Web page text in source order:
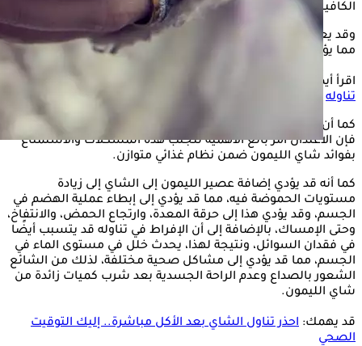
الكافيين قد يؤدي إلى الأرق والعصبية وسرعة ضربات القلب.
وقد يعيق فيتامين سي الزائد الموجود فيه امتصاص الكالسيوم،
مما يؤثر على صحة العظام.
اقرأ أيضًا:
تناوله
كما أن التفاعلات مع الأدوية والحساسية تشكل مصدر قلق، لذلك
فإن الاعتدال أمر بالغ الأهمية لتجنب هذه المشكلات والاستمتاع
بفوائد شاي الليمون ضمن نظام غذائي متوازن.
كما أنه قد يؤدي إضافة عصير الليمون إلى الشاي إلى زيادة
مستويات الحموضة فيه، مما قد يؤدي إلى إبطاء عملية الهضم في
الجسم، وقد يؤدي هذا إلى حرقة المعدة، وارتجاع الحمض، والانتفاخ،
وحتى الإمساك، بالإضافة إلى أن الإفراط في تناوله قد يتسبب أيضًا
في فقدان السوائل، ونتيجة لهذا، يحدث خلل في مستوى الماء في
الجسم، مما قد يؤدي إلى مشاكل صحية مختلفة، لذلك من الشائع
الشعور بالصداع وعدم الراحة الجسدية بعد شرب كميات زائدة من
شاي الليمون.
قد يهمك: احذر تناول الشاي بعد الأكل مباشرة.. إليك التوقيت
الصحي